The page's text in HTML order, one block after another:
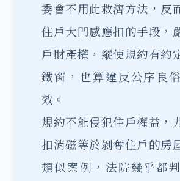
委會不用此救濟方法，反
住戶大門感應扣的手段，
戶財產權，縱使規約有約
鐵窗，也算違反公序良
效。
規約不能侵犯住戶權益，
扣消磁等於剝奪住戶的房
類似案例，法院幾乎都